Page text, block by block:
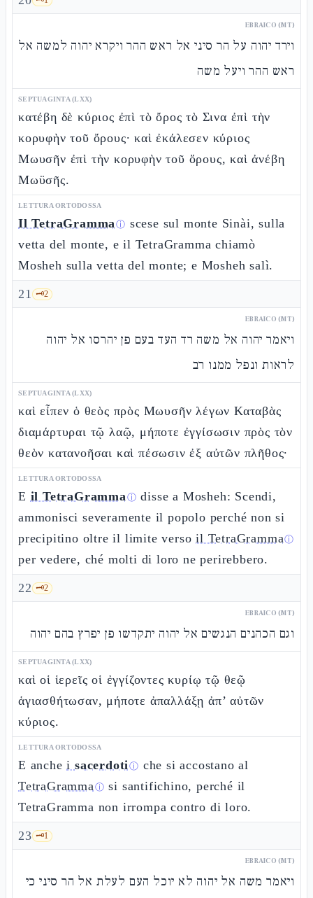
EBRAICO (MT)
וירד יהוה על הר סיני אל ראש ההר ויקרא יהוה למשה אל
ראש ההר ויעל משה
SEPTUAGINTA (LXX)
κατέβη δὲ κύριος ἐπὶ τὸ ὄρος τὸ Σινα ἐπὶ τὴν
κορυφὴν τοῦ ὄρους· καὶ ἐκάλεσεν κύριος
Μωυσῆν ἐπὶ τὴν κορυφὴν τοῦ ὄρους, καὶ ἀνέβη
Μωϋσῆς.
LETTURA ORTODOSSA
Il TetraGrammaⓘ scese sul monte Sinài, sulla
vetta del monte, e il TetraGramma chiamò
Mosheh sulla vetta del monte; e Mosheh salì.
21 🗝️2
EBRAICO (MT)
ויאמר יהוה אל משה רד העד בעם פן יהרסו אל יהוה
לראות ונפל ממנו רב
SEPTUAGINTA (LXX)
καὶ εἶπεν ὁ θεὸς πρὸς Μωυσῆν λέγων Καταβὰς
διαμάρτυραι τῷ λαῷ, μήποτε ἐγγίσωσιν πρὸς τὸν
θεὸν κατανοῆσαι καὶ πέσωσιν ἐξ αὐτῶν πλῆθος·
LETTURA ORTODOSSA
E il TetraGrammaⓘ disse a Mosheh: Scendi,
ammonisci severamente il popolo perché non si
precipitino oltre il limite versoil TetraGrammaⓘ
per vedere, ché molti di loro ne perirebbero.
22 🗝️2
EBRAICO (MT)
וגם הכהנים הנגשים אל יהוה יתקדשו פן יפרץ בהם יהוה
SEPTUAGINTA (LXX)
καὶ οἱ ἱερεῖς οἱ ἐγγίζοντες κυρίῳ τῷ θεῷ
ἁγιασθήτωσαν, μήποτε ἀπαλλάξῃ ἀπ’ αὐτῶν
κύριος.
LETTURA ORTODOSSA
E ancheisacerdotiⓘ che si accostano al
TetraGrammaⓘ si santifichino, perché il
TetraGramma non irrompa contro di loro.
23 🗝️1
EBRAICO (MT)
ויאמר משה אל יהוה לא יוכל העם לעלת אל הר סיני כי